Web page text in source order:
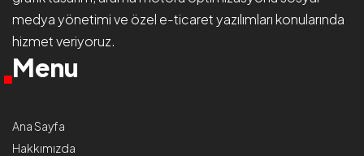
medya yönetimive özel e-ticaret yazılımları konularında
hizmet veriyoruz.
Menu
Ana Sayfa
Hakkımızda